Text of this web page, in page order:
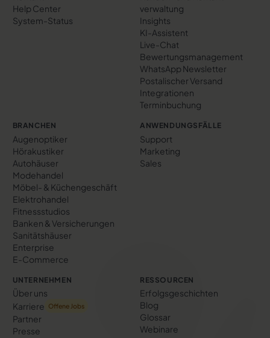
Help Center
System-Status
verwaltung
Insights
KI-Assistent
Live-Chat
Bewertungs­management
WhatsApp Newsletter
Postalischer Versand
Integrationen
Terminbuchung
BRANCHEN
Augenoptiker
Hörakustiker
Autohäuser
Modehandel
Möbel- & Küchengeschäft
Elektrohandel
Fitnessstudios
Banken & Versicherungen
Sanitätshäuser
Enterprise
E-Commerce
ANWENDUNGSFÄLLE
Support
Marketing
Sales
UNTERNEHMEN
Über uns
Karriere
Offene Jobs
Partner
Presse
RESSOURCEN
Erfolgs­geschichten
Blog
Glossar
Webinare